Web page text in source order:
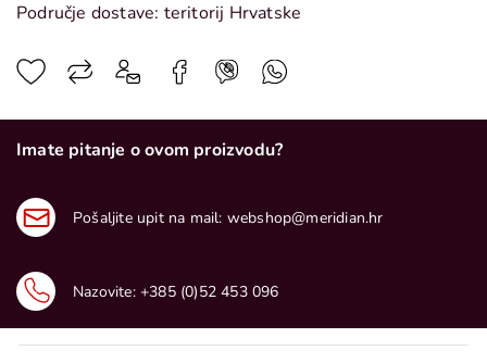
Područje dostave: teritorij Hrvatske
Imate pitanje o ovom proizvodu?
Pošaljite upit na mail: webshop@meridian.hr
Nazovite: +385 (0)52 453 096